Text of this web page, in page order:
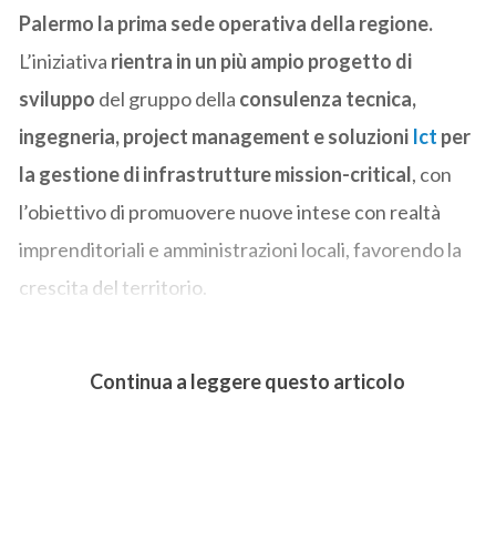
Palermo la prima sede operativa della regione.
L’iniziativa rientra in un più ampio progetto di
sviluppo del gruppo della consulenza tecnica,
ingegneria, project management e soluzioni Ict per
la gestione di infrastrutture mission-critical, con
l’obiettivo di promuovere nuove intese con realtà
imprenditoriali e amministrazioni locali, favorendo la
crescita del territorio.
Continua a leggere questo articolo